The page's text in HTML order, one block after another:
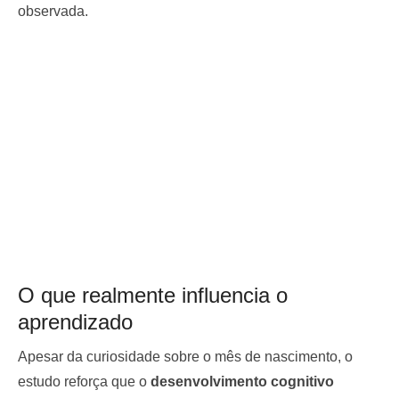
observada.
O que realmente influencia o
aprendizado
Apesar da curiosidade sobre o mês de nascimento, o
estudo reforça que o desenvolvimento cognitivo